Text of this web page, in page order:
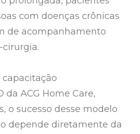
com doenças crônicas
de acompanhamento
da ACG Home Care,
o sucesso desse modelo
depende diretamente da